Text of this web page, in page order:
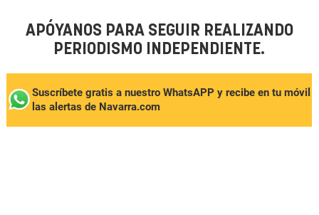
APÓYANOS PARA SEGUIR REALIZANDO
PERIODISMO INDEPENDIENTE.
Suscríbete gratis a nuestro WhatsAPP y recibe en tu móvil
las alertas de Navarra.com